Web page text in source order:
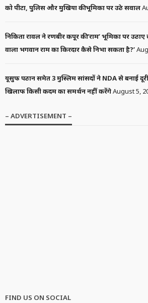
को पीटा, पुलिस और मुखिया की भूमिका पर उठे सवाल
निकिता रावल ने रणबीर कपूर की ‘राम’ भूमिका पर
वाला भगवान राम का किरदार कैसे निभा सकता है?’
यूसुफ पठान समेत 3 मुस्लिम सांसदों ने NDA से बनाई
खिलाफ किसी कदम का समर्थन नहीं करेंगेAugust 5,
– ADVERTISEMENT –
FIND US ON SOCIAL